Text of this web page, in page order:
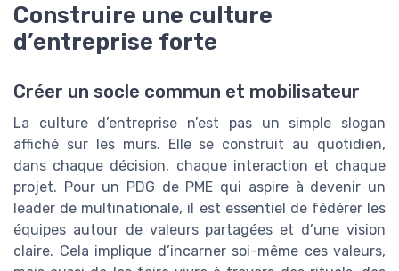
Construire une culture
d’entreprise forte
Créer un socle commun et mobilisateur
La culture d’entreprise n’est pas un simple slogan
affiché sur les murs. Elle se construit au quotidien,
dans chaque décision, chaque interaction et chaque
projet. Pour un PDG de PME qui aspire à devenir un
leader de multinationale, il est essentiel de fédérer les
équipes autour de valeurs partagées et d’une vision
claire. Cela implique d’incarner soi-même ces valeurs,